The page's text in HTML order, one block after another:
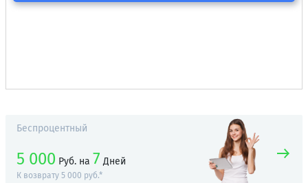
Беспроцентный
5 000 Руб. на 7 Дней
К возврату 5 000 руб.*